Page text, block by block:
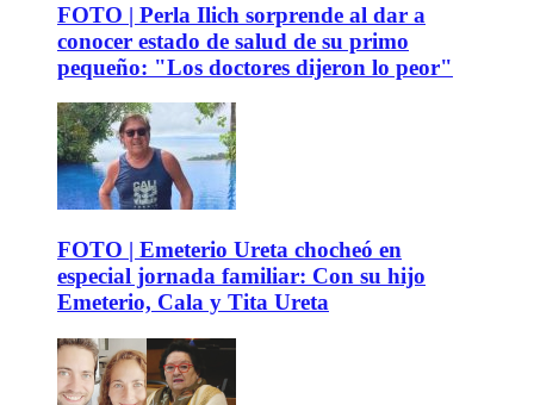
FOTO | Perla Ilich sorprende al dar a
conocer estado de salud de su primo
pequeño: "Los doctores dijeron lo peor"
FOTO | Emeterio Ureta chocheó en
especial jornada familiar: Con su hijo
Emeterio, Cala y Tita Ureta